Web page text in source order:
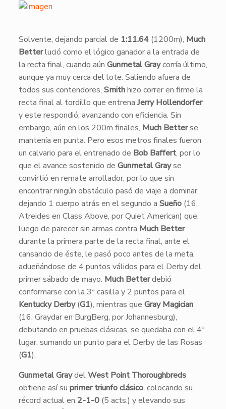
Solvente, dejando parcial de 1:11.64(1200m), Much
Betterlució como el lógico ganador a la entrada de
la recta final, cuando aún Gunmetal Graycorría último,
aunque ya muy cerca del lote. Saliendo afuera de
todos sus contendores, Smithhizo correr en firme la
recta final al tordillo que entrena Jerry Hollendorfer
y este respondió, avanzando con eficiencia. Sin
embargo, aún en los 200m finales, Much Betterse
mantenía en punta. Pero esos metros finales fueron
un calvario para el entrenado de Bob Baffert, por lo
que el avance sostenido de Gunmetal Grayse
convirtió en remate arrollador, por lo que sin
encontrar ningún obstáculo pasó de viaje a dominar,
dejando 1 cuerpo atrás en el segundo a Sueño(16,
Atreides en Class Above, por Quiet American) que,
luego de parecer sin armas contra Much Better
durante la primera parte de la recta final, ante el
cansancio de éste, le pasó poco antes de la meta,
adueñándose de 4 puntos válidos para el Derby del
primer sábado de mayo. Much Betterdebió
conformarse con la 3ª casilla y 2 puntos para el
Kentucky Derby(G1), mientras que Gray Magician
(16, Graydar en BurgBerg, por Johannesburg),
debutando en pruebas clásicas, se quedaba con el 4º
lugar, sumando un punto para el Derby de las Rosas
(G1).
Gunmetal GraydelWest Point Thoroughbreds
obtiene así su primer triunfo clásico, colocando su
récord actual en 2-1-0(5 acts.) y elevando sus